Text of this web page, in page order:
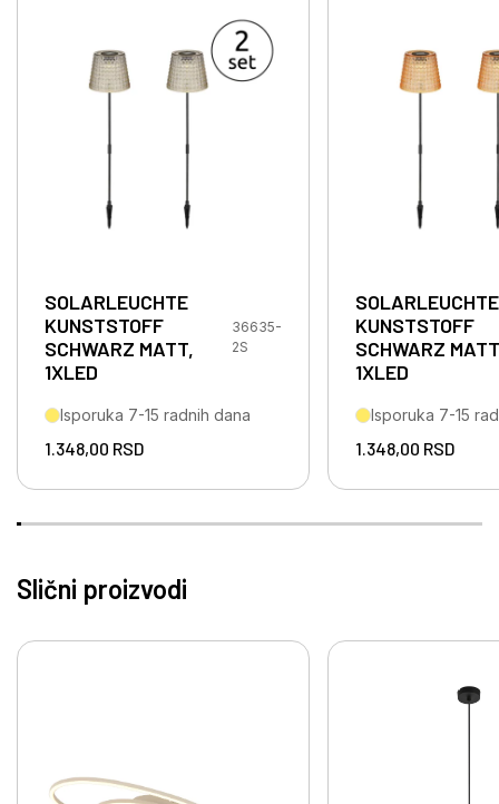
SOLARLEUCHTE
KUNSTSTOFF
SCHWARZ MATT,
1XLED
36635-
2S
Isporuka 7-15 radnih dana
1.348,00 RSD
SOLARLEUCHTE
KUNSTSTOFF
SCHWARZ
1XLED
Isporuka 7-15
1.348,00 RSD
Slični proizvodi